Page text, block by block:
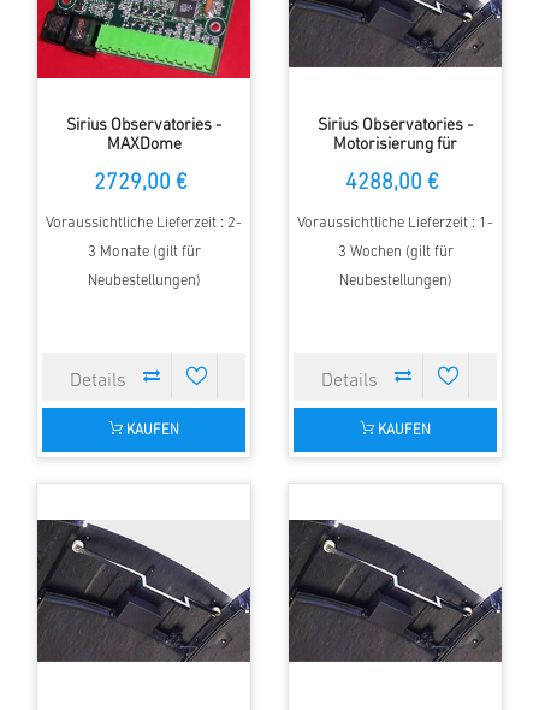
Sirius Observatories -
MAXDome
für Kuppeldrehung, 5.0m
2729,00 €
Voraussichtliche Lieferzeit : 2-
3 Monate (gilt für
Neubestellungen)
KAUFEN
Sirius Observatories -
Motorisierung für
4288,00 €
Voraussichtliche Lieferzeit : 1-
3 Wochen (gilt für
Neubestellungen)
KAUFEN